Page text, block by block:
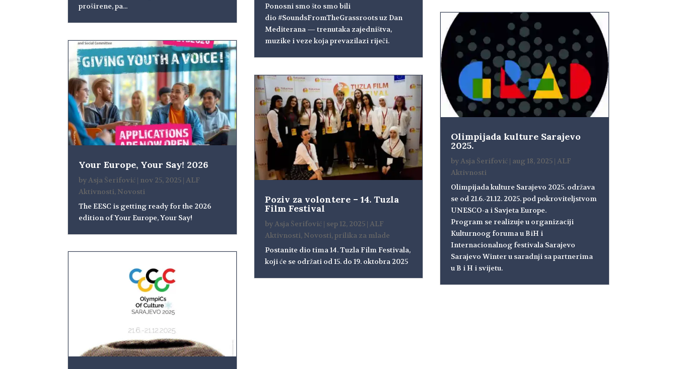
proširene, pa...
Your Europe, Your Say! 2026
by Asja Šerifović | nov 25, 2025 | ALF
Aktivnosti, Novosti
The EESC is getting ready for the 2026
edition of Your Europe, Your Say!
Ponosni smo što smo bili
dio #SoundsFromTheGrassroots uz Dan
Mediterana — trenutaka zajedništva,
muzike i veze koja prevazilazi riječi.
Poziv za volontere – 14. Tuzla
Film Festival
by Asja Šerifović | sep 12, 2025| ALF
Aktivnosti, Novosti,prilika za mlade
Postanite dio tima 14. Tuzla Film Festivala,
koji će se održati od 15. do 19. oktobra 2025
Olimpijada kulture Sarajevo
2025.
byAsja Šerifović | aug 18, 2025| ALF
Aktivnosti
Olimpijada kulture Sarajevo 2025. održava
se od 21.6.-21.12. 2025. pod pokroviteljstvom
UNESCO-a i Savjeta Europe.
Program se realizuje u organizaciji
Kulturnoog foruma u BiH i
Internacionalnog festivala Sarajevo
Sarajevo Winter u saradnji sa partnerima
u B i H i svijetu.